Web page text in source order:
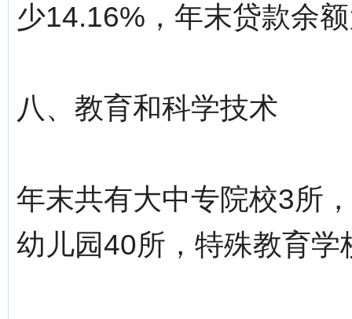
少14.16%，年末贷款余
八、教育和科学技术
年末共有大中专院校3所
幼儿园40所，特殊教育学